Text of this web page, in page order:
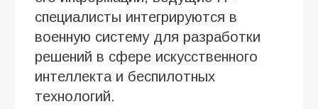
специалисты интегрируются в
военную систему для разработки
решений в сфере искусственного
интеллекта и беспилотных
технологий.